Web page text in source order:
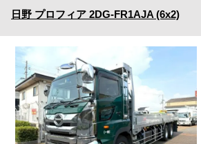
日野 プロフィア 2DG-FR1AJA (6x2)